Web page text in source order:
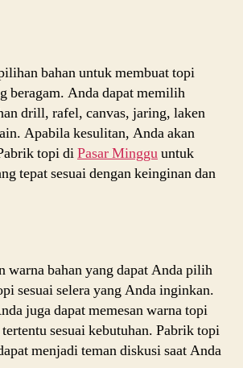
bahan untuk membuat topi
beragam. Anda dapat memilih
drill, rafel, canvas, jaring, laken
Apabila kesulitan, Anda akan
topi diPasar Mingguuntuk
tepat sesuai dengan keinginan dan
warna bahan yang dapat Anda pilih
sesuai selera yang Anda inginkan.
juga dapat memesan warna topi
sesuai kebutuhan. Pabrik topi
menjadi teman diskusi saat Anda